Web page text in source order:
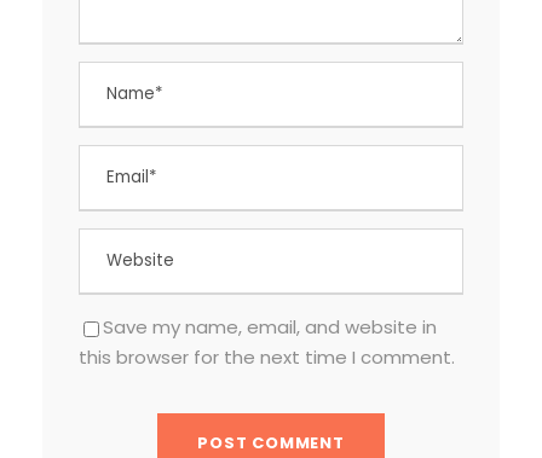
Save my name, email, and website in
this browser for the next time I comment.